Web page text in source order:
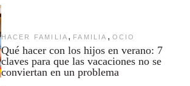
HACER FAMILIA , FAMILIA , OCIO
Qué hacer con los hijos en verano: 7
claves para que las vacaciones no se
conviertan en un problema